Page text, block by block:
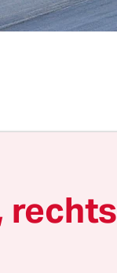
in die marode
und neue
für
rechts